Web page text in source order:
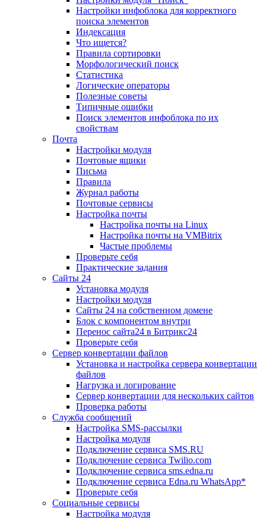
Настройки инфоблока для корректного
поиска элементов
Индексация
Что ищется?
Правила сортировки
Морфологический поиск
Статистика
Логические операторы
Полезные советы
Типичные ошибки
Поиск элементов инфоблока по их
свойствам
Почта
Настройки модуля
Почтовые ящики
Письма
Правила
Журнал работы
Почтовые сервисы
Настройка почты
Настройка почты на Linux
Настройка почты на VMBitrix
Частые проблемы
Проверьте себя
Практические задания
Сайты 24
Установка модуля
Настройки модуля
Сайты 24 на собственном домене
Блок с компонентом внутри
Перенос сайта24 в Битрикс24
Проверьте себя
Сервер конвертации файлов
Установка и настройка сервера конвертации
файлов
Нагрузка и логирование
Сервер конвертации для нескольких сайтов
Проверка работы
Служба сообщений
Настройка SMS-рассылки
Настройка модуля
Подключение сервиса SMS.RU
Подключение сервиса Twilio.com
Подключение сервиса sms.edna.ru
Подключение сервиса Edna.ru WhatsApp*
Проверьте себя
Социальные сервисы
Настройка модуля